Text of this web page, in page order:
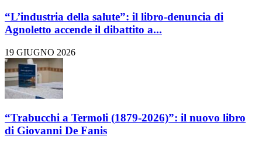
“L’industria della salute”: il libro-denuncia di
Agnoletto accende il dibattito a...
19 GIUGNO 2026
“Trabucchi a Termoli (1879-2026)”: il nuovo libro
di Giovanni De Fanis